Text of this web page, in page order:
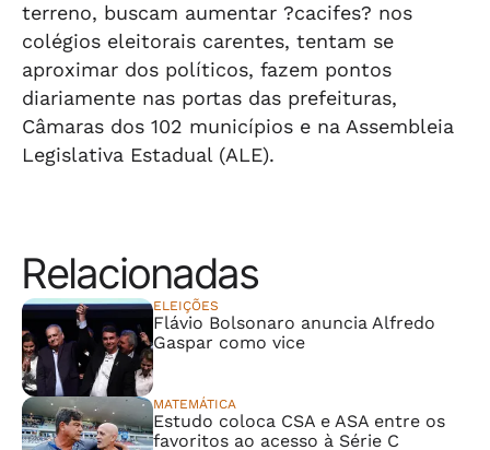
terreno, buscam aumentar ?cacifes? nos
colégios eleitorais carentes, tentam se
aproximar dos políticos, fazem pontos
diariamente nas portas das prefeituras,
Câmaras dos 102 municípios e na Assembleia
Legislativa Estadual (ALE).
Relacionadas
ELEIÇÕES
Flávio Bolsonaro anuncia Alfredo
Gaspar como vice
MATEMÁTICA
Estudo coloca CSA e ASA entre os
favoritos ao acesso à Série C